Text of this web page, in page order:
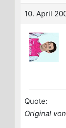
10. April
Quote:
Original